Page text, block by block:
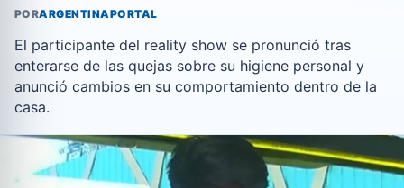
PORARGENTINAPORTAL
El participante del reality show se pronunció tras
enterarse de las quejas sobre su higiene personal y
anunció cambios en su comportamiento dentro de la
casa.